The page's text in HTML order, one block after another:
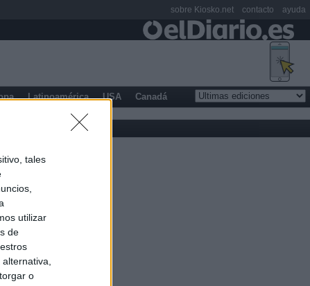
tales
utilizar
de
o
Latinoamérica USA Canadá
sobre Kiosko.net contacto ayuda